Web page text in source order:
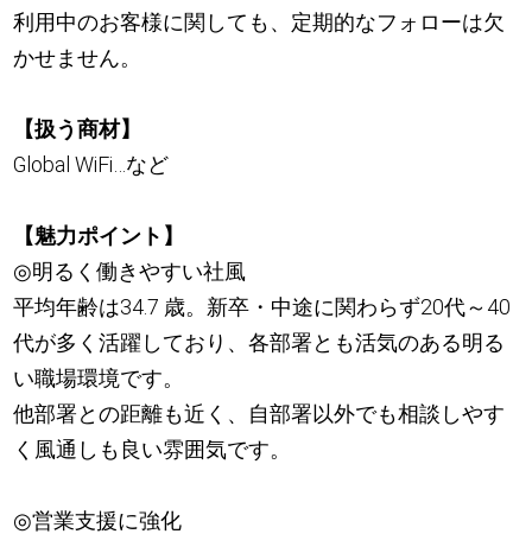
利用中のお客様に関しても、定期的なフォローは欠
かせません。
【扱う商材】
Global WiFi…など
【魅力ポイント】
◎明るく働きやすい社風
平均年齢は34.7 歳。新卒・中途に関わらず20代～40
代が多く活躍しており、各部署とも活気のある明る
い職場環境です。
他部署との距離も近く、自部署以外でも相談しやす
く風通しも良い雰囲気です。
◎営業支援に強化